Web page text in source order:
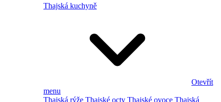
Thajská kuchyně
Otevřít
menu
Thajská rýže Thajské octy Thajské ovoce Thajská